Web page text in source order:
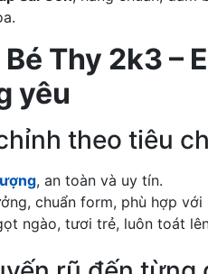
Bé Thy 2k3 –
yêu
theo tiêu
, an toàn và uy tín.
chuẩn form, phù hợp
ngào, tươi trẻ, luôn toát